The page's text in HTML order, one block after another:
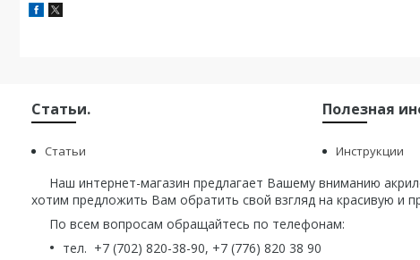
Статьи.
Статьи
Полезная
Инструкции
Наш интернет-магазин предлагает Вашему вниманию
хотим предложить Вам обратить свой взгляд на красивую и
По всем вопросам обращайтесь по телефонам:
тел. +7 (702) 820-38-90, +7 (776) 820 38 90